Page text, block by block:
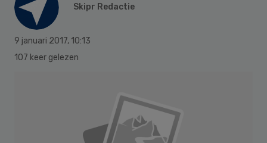
Skipr Redactie
9 januari 2017, 10:13
107 keer gelezen